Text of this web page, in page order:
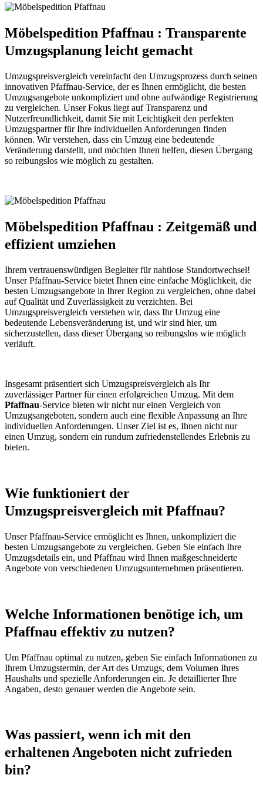
Möbelspedition Pfaffnau : Transparente
Umzugsplanung leicht gemacht
Umzugspreisvergleich vereinfacht den Umzugsprozess durch seinen
innovativen Pfaffnau-Service, der es Ihnen ermöglicht, die besten
Umzugsangebote unkompliziert und ohne aufwändige Registrierung
zu vergleichen. Unser Fokus liegt auf Transparenz und
Nutzerfreundlichkeit, damit Sie mit Leichtigkeit den perfekten
Umzugspartner für Ihre individuellen Anforderungen finden
können. Wir verstehen, dass ein Umzug eine bedeutende
Veränderung darstellt, und möchten Ihnen helfen, diesen Übergang
so reibungslos wie möglich zu gestalten.
Möbelspedition Pfaffnau : Zeitgemäß und
effizient umziehen
Ihrem vertrauenswürdigen Begleiter für nahtlose Standortwechsel!
Unser Pfaffnau-Service bietet Ihnen eine einfache Möglichkeit, die
besten Umzugsangebote in Ihrer Region zu vergleichen, ohne dabei
auf Qualität und Zuverlässigkeit zu verzichten. Bei
Umzugspreisvergleich verstehen wir, dass Ihr Umzug eine
bedeutende Lebensveränderung ist, und wir sind hier, um
sicherzustellen, dass dieser Übergang so reibungslos wie möglich
verläuft.
Insgesamt präsentiert sich Umzugspreisvergleich als Ihr
zuverlässiger Partner für einen erfolgreichen Umzug. Mit dem
Pfaffnau-Service bieten wir nicht nur einen Vergleich von
Umzugsangeboten, sondern auch eine flexible Anpassung an Ihre
individuellen Anforderungen. Unser Ziel ist es, Ihnen nicht nur
einen Umzug, sondern ein rundum zufriedenstellendes Erlebnis zu
bieten.
Wie funktioniert der
Umzugspreisvergleich mit Pfaffnau?
Unser Pfaffnau-Service ermöglicht es Ihnen, unkompliziert die
besten Umzugsangebote zu vergleichen. Geben Sie einfach Ihre
Umzugsdetails ein, und Pfaffnau wird Ihnen maßgeschneiderte
Angebote von verschiedenen Umzugsunternehmen präsentieren.
Welche Informationen benötige ich, um
Pfaffnau effektiv zu nutzen?
Um Pfaffnau optimal zu nutzen, geben Sie einfach Informationen zu
Ihrem Umzugstermin, der Art des Umzugs, dem Volumen Ihres
Haushalts und spezielle Anforderungen ein. Je detaillierter Ihre
Angaben, desto genauer werden die Angebote sein.
Was passiert, wenn ich mit den
erhaltenen Angeboten nicht zufrieden
bin?